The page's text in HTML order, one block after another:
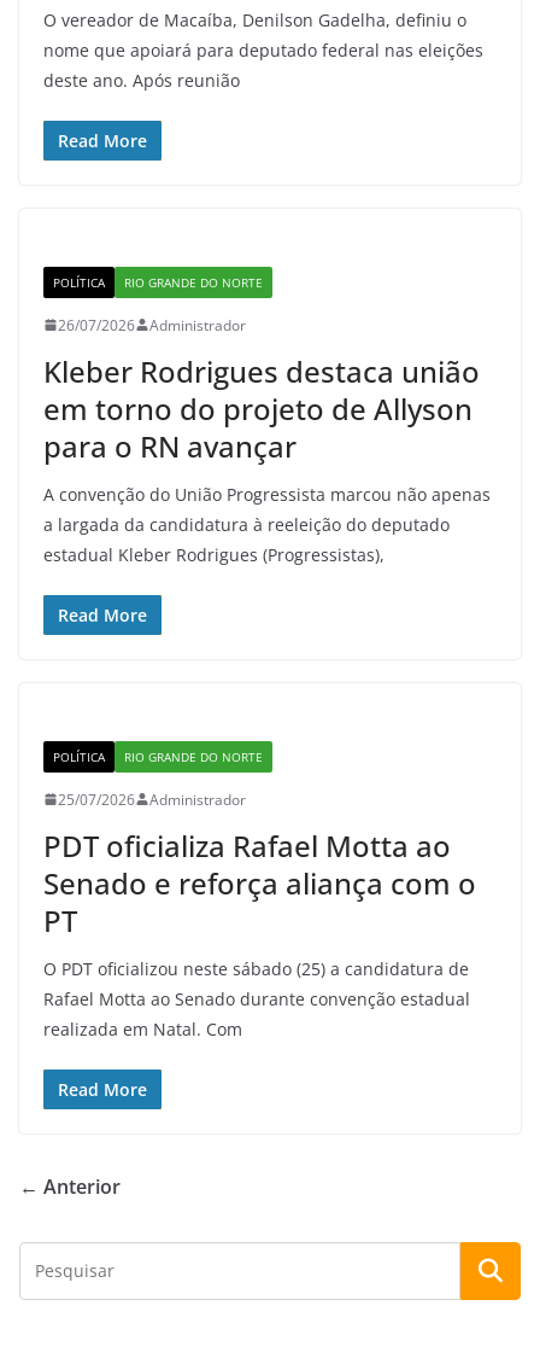
O vereador de Macaíba, Denilson Gadelha, definiu o
nome que apoiará para deputado federal nas eleições
deste ano. Após reunião
Read More
POLÍTICA RIO GRANDE DO NORTE
26/07/2026 Administrador
Kleber Rodrigues destaca união
em torno do projeto de Allyson
para o RN avançar
A convenção do União Progressista marcou não apenas
a largada da candidatura à reeleição do deputado
estadual Kleber Rodrigues (Progressistas),
Read More
POLÍTICA RIO GRANDE DO NORTE
25/07/2026 Administrador
PDT oficializa Rafael Motta ao
Senado e reforça aliança com o
PT
O PDT oficializou neste sábado (25) a candidatura de
Rafael Motta ao Senado durante convenção estadual
realizada em Natal. Com
Read More
← Anterior